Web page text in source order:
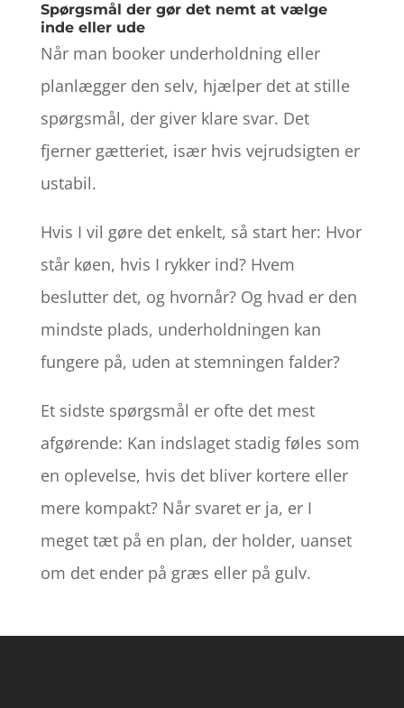
Spørgsmål der gør det nemt at vælge
inde eller ude
Når man booker underholdning eller
planlægger den selv, hjælper det at stille
spørgsmål, der giver klare svar. Det
fjerner gætteriet, især hvis vejrudsigten er
ustabil.
Hvis I vil gøre det enkelt, så start her: Hvor
står køen, hvis I rykker ind? Hvem
beslutter det, og hvornår? Og hvad er den
mindste plads, underholdningen kan
fungere på, uden at stemningen falder?
Et sidste spørgsmål er ofte det mest
afgørende: Kan indslaget stadig føles som
en oplevelse, hvis det bliver kortere eller
mere kompakt? Når svaret er ja, er I
meget tæt på en plan, der holder, uanset
om det ender på græs eller på gulv.